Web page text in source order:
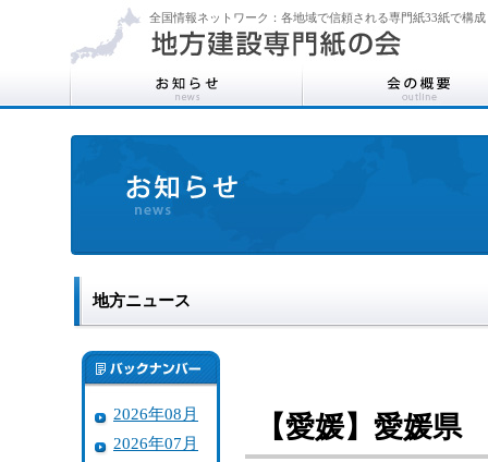
全国情報ネットワーク：各地域で信頼される専門紙33紙で構成
地方ニュース
2026年08月
2026年07月
【愛媛】愛媛